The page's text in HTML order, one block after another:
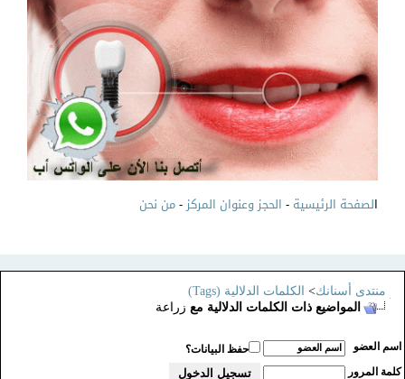
لصفحة الرئيسية-الحجز وعنوان المركز-من نحن
منتدى أسنانك>الكلمات الدلالية (Tags)
المواضيع ذات الكلمات الدلالية مع زراعة
اسم العضو
حفظ البيانات؟
كلمة المرور